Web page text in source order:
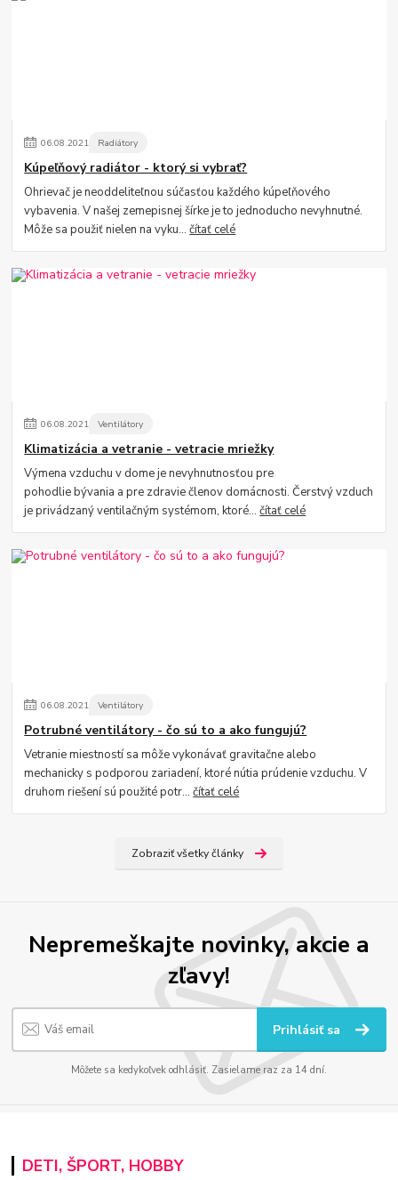
06.08.2021 Radiátory
Kúpeľňový radiátor - ktorý si vybrať?
Ohrievač je neoddeliteľnou súčasťou každého kúpeľňového
vybavenia. V našej zemepisnej šírke je to jednoducho nevyhnutné.
Môže sa použiť nielen na vyku...čítať celé
06.08.2021 Ventilátory
Klimatizácia a vetranie - vetracie mriežky
Výmena vzduchu v dome je nevyhnutnosťou pre
pohodlie bývania a pre zdravie členov domácnosti. Čerstvý vzduch
je privádzaný ventilačným systémom, ktoré...čítať celé
06.08.2021 Ventilátory
Potrubné ventilátory - čo sú to a ako fungujú?
Vetranie miestností sa môže vykonávať gravitačne alebo
mechanicky s podporou zariadení, ktoré nútia prúdenie vzduchu. V
druhom riešení sú použité potr...čítať celé
Zobraziť všetky články
Nepremeškajte novinky, akcie a
zľavy!
Prihlásiť sa
Môžete sa kedykoľvek odhlásiť. Zasielame raz za 14 dní.
DETI, ŠPORT, HOBBY